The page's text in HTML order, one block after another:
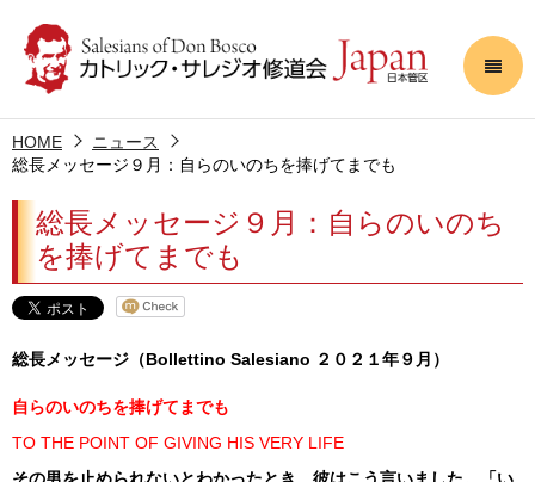
HOME
ニュース
総長メッセージ９月：自らのいのちを捧げてまでも
総長メッセージ９月：自らのいのち
を捧げてまでも
総長メッセージ（Bollettino Salesiano ２０２１年９月）
自らのいのちを捧げてまでも
TO THE POINT OF GIVING HIS VERY LIFE
その男を止められないとわかったとき、彼はこう言いました。「い